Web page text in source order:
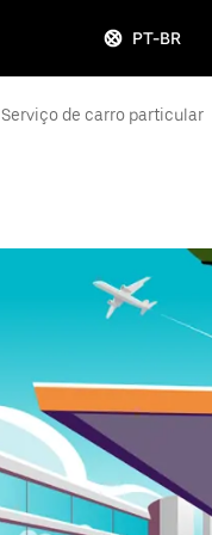
PT-BR
Serviço de carro particular